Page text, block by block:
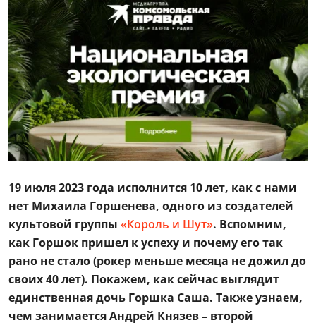
19 июля 2023 года исполнится 10 лет, как с нами
нет Михаила Горшенева, одного из создателей
культовой группы «Король и Шут». Вспомним,
как Горшок пришел к успеху и почему его так
рано не стало (рокер меньше месяца не дожил до
своих 40 лет). Покажем, как сейчас выглядит
единственная дочь Горшка Саша. Также узнаем,
чем занимается Андрей Князев – второй